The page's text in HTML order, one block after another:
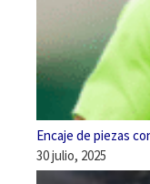
Encaje de piezas
30 julio, 2025